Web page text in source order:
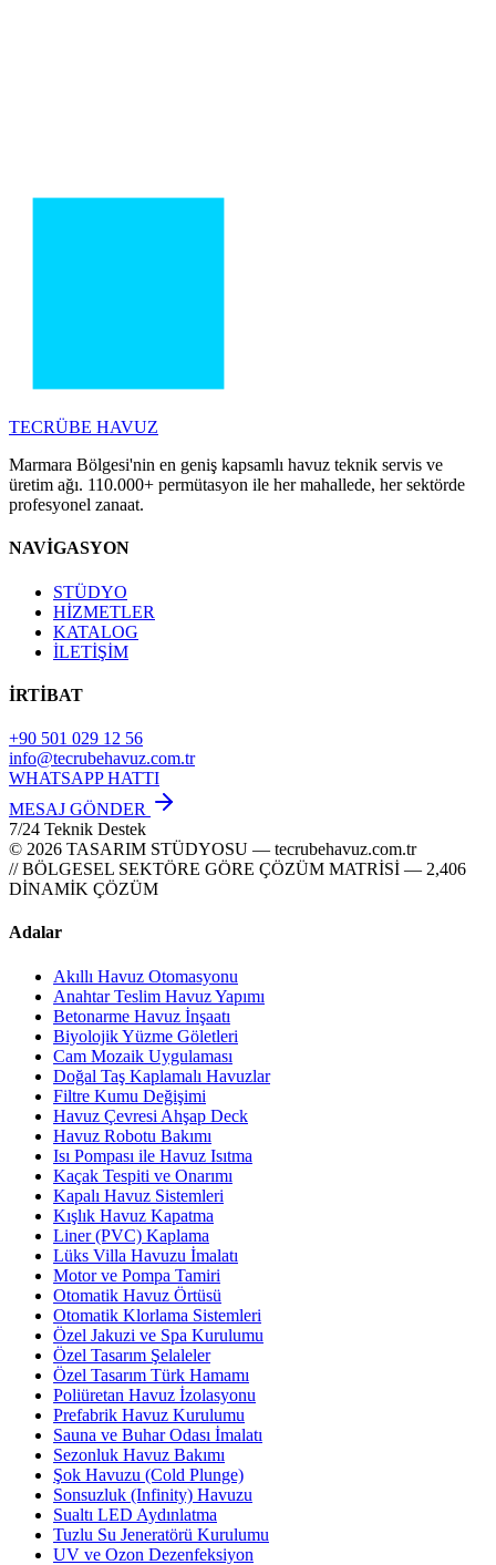
TECRÜBE HAVUZ
Marmara Bölgesi'nin en geniş kapsamlı havuz teknik servis ve
üretim ağı. 110.000+ permütasyon ile her mahallede, her sektörde
profesyonel zanaat.
NAVİGASYON
STÜDYO
HİZMETLER
KATALOG
İLETİŞİM
İRTİBAT
+90 501 029 12 56
info@tecrubehavuz.com.tr
WHATSAPP HATTI
MESAJ GÖNDER
7/24 Teknik Destek
© 2026 TASARIM STÜDYOSU — tecrubehavuz.com.tr
// BÖLGESEL SEKTÖRE GÖRE ÇÖZÜM MATRİSİ — 2,406
DİNAMİK ÇÖZÜM
Adalar
Akıllı Havuz Otomasyonu
Anahtar Teslim Havuz Yapımı
Betonarme Havuz İnşaatı
Biyolojik Yüzme Göletleri
Cam Mozaik Uygulaması
Doğal Taş Kaplamalı Havuzlar
Filtre Kumu Değişimi
Havuz Çevresi Ahşap Deck
Havuz Robotu Bakımı
Isı Pompası ile Havuz Isıtma
Kaçak Tespiti ve Onarımı
Kapalı Havuz Sistemleri
Kışlık Havuz Kapatma
Liner (PVC) Kaplama
Lüks Villa Havuzu İmalatı
Motor ve Pompa Tamiri
Otomatik Havuz Örtüsü
Otomatik Klorlama Sistemleri
Özel Jakuzi ve Spa Kurulumu
Özel Tasarım Şelaleler
Özel Tasarım Türk Hamamı
Poliüretan Havuz İzolasyonu
Prefabrik Havuz Kurulumu
Sauna ve Buhar Odası İmalatı
Sezonluk Havuz Bakımı
Şok Havuzu (Cold Plunge)
Sonsuzluk (Infinity) Havuzu
Sualtı LED Aydınlatma
Tuzlu Su Jeneratörü Kurulumu
UV ve Ozon Dezenfeksiyon